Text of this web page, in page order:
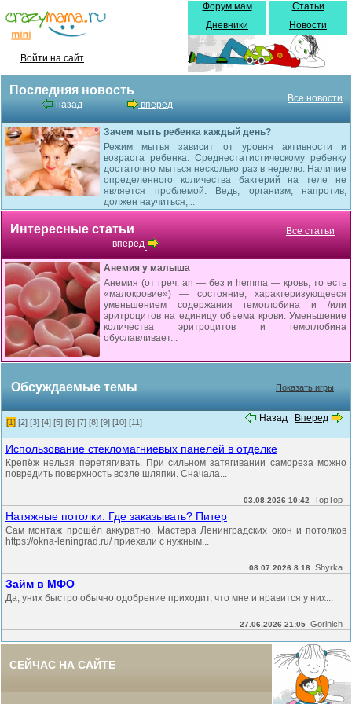
Войти на сайт
Форум мам
Дневники
Статьи
Новости
Последняя новость
назад вперед
Все новости
Зачем мыть ребенка каждый день?
Режим мытья зависит от уровня активности и
возраста ребенка. Среднестатистическому ребенку
достаточно мыться несколько раз в неделю. Наличие
определенного количества бактерий на теле не
является проблемой. Ведь, организм, напротив,
должен научиться,...
Интересные статьи
вперед
Все статьи
Анемия у малыша
Анемия (от греч. an — без и hemma — кровь, то есть
«малокровие») — состояние, характеризующееся
умень­шением содержания гемоглобина и /или
эритроцитов на единицу объема крови. Уменьшение
количества эритроцитов и гемоглобина
обуславливает...
Обсуждаемые темы Показать игры
Назад Вперед
[1] [2] [3] [4] [5] [6] [7] [8] [9] [10] [11]
Использование стекломагниевых панелей в отделке
Крепёж нельзя перетягивать. При сильном затягивании самореза можно
повредить поверхность возле шляпки. Сначала...
03.08.2026 10:42 TopTop
Натяжные потолки. Где заказывать? Питер
Сам монтаж прошёл аккуратно. Мастера Ленинградских окон и потолков
https://okna-leningrad.ru/ приехали с нужным...
08.07.2026 8:18 Shyrka
Займ в МФО
Да, уних быстро обычно одобрение приходит, что мне и нравится у них...
27.06.2026 21:05 Gorinich
СЕЙЧАС НА САЙТЕ